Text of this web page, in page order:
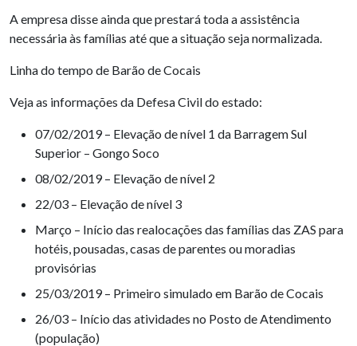
A empresa disse ainda que prestará toda a assistência
necessária às famílias até que a situação seja normalizada.
Linha do tempo de Barão de Cocais
Veja as informações da Defesa Civil do estado:
07/02/2019 – Elevação de nível 1 da Barragem Sul
Superior – Gongo Soco
08/02/2019 – Elevação de nível 2
22/03 – Elevação de nível 3
Março – Início das realocações das famílias das ZAS para
hotéis, pousadas, casas de parentes ou moradias
provisórias
25/03/2019 – Primeiro simulado em Barão de Cocais
26/03 – Início das atividades no Posto de Atendimento
(população)